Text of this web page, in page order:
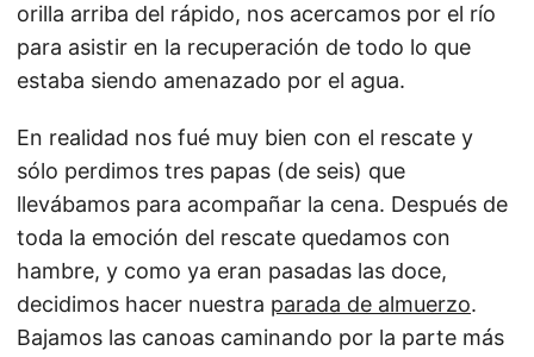
orilla arriba del rápido, nos acercamos por el río
para asistir en la recuperación de todo lo que
estaba siendo amenazado por el agua.
En realidad nos fué muy bien con el rescate y
sólo perdimos tres papas (de seis) que
llevábamos para acompañar la cena. Después de
toda la emoción del rescate quedamos con
hambre, y como ya eran pasadas las doce,
decidimos hacer nuestra parada de almuerzo.
Bajamos las canoas caminando por la parte más